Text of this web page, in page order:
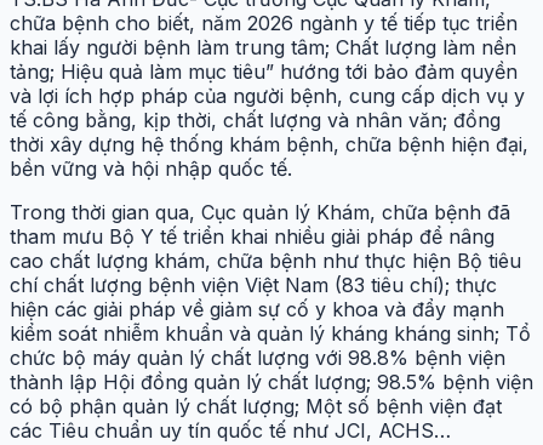
chữa bệnh cho biết, năm 2026 ngành y tế tiếp tục triển
khai lấy người bệnh làm trung tâm; Chất lượng làm nền
tảng; Hiệu quả làm mục tiêu” hướng tới bảo đảm quyền
và lợi ích hợp pháp của người bệnh, cung cấp dịch vụ y
tế công bằng, kịp thời, chất lượng và nhân văn; đồng
thời xây dựng hệ thống khám bệnh, chữa bệnh hiện đại,
bền vững và hội nhập quốc tế.
Trong thời gian qua, Cục quản lý Khám, chữa bệnh đã
tham mưu Bộ Y tế triển khai nhiều giải pháp để nâng
cao chất lượng khám, chữa bệnh như thực hiện Bộ tiêu
chí chất lượng bệnh viện Việt Nam (83 tiêu chí); thực
hiện các giải pháp về giảm sự cố y khoa và đẩy mạnh
kiểm soát nhiễm khuẩn và quản lý kháng kháng sinh; Tổ
chức bộ máy quản lý chất lượng với 98.8% bệnh viện
thành lập Hội đồng quản lý chất lượng; 98.5% bệnh viện
có bộ phận quản lý chất lượng; Một số bệnh viện đạt
các Tiêu chuẩn uy tín quốc tế như JCI, ACHS…